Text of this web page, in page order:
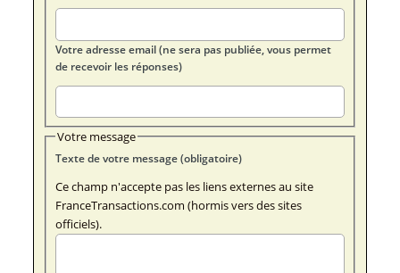
Votre adresse email (ne sera pas publiée, vous permet
de recevoir les réponses)
Votre message
Texte de votre message (obligatoire)
Ce champ n'accepte pas les liens externes au site
FranceTransactions.com (hormis vers des sites
officiels).